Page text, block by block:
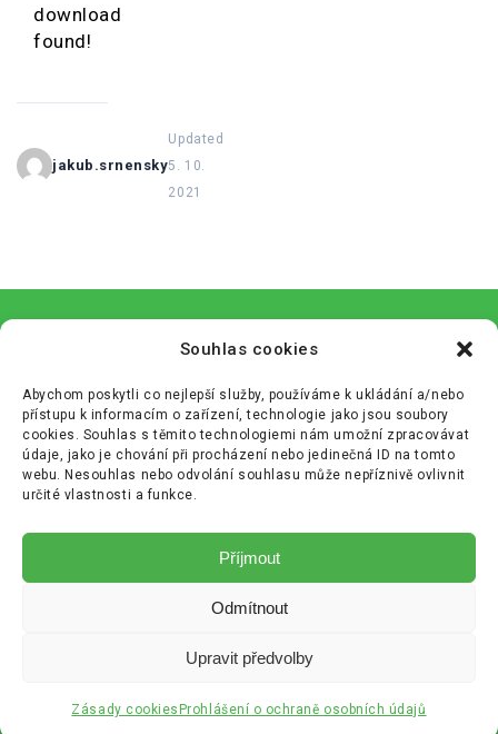
Souhlas cookies
Abychom poskytli co nejlepší služby, používáme k ukládání a/nebo
přístupu k informacím o zařízení, technologie jako jsou soubory
cookies. Souhlas s těmito technologiemi nám umožní zpracovávat
údaje, jako je chování při procházení nebo jedinečná ID na tomto
webu. Nesouhlas nebo odvolání souhlasu může nepříznivě ovlivnit
určité vlastnosti a funkce.
Příjmout
Odmítnout
Upravit předvolby
Zásady cookies Prohlášení o ochraně osobních údajů
download
found!
jakub.srnensky
Updated
5. 10.
2021
Zásady ochrany osobních údajů (GDPR)